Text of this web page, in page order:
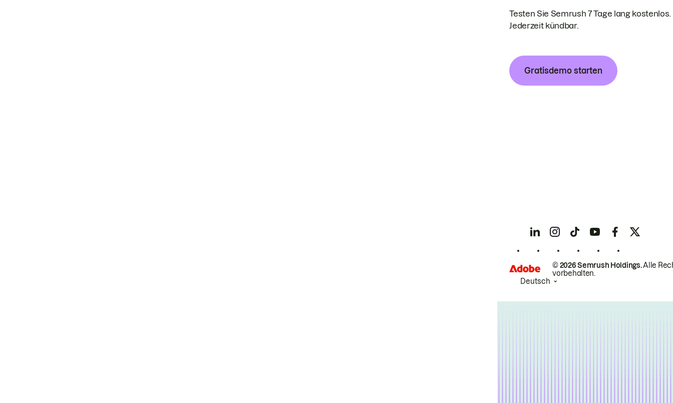
Testen Sie Semrush 7 Tage lang kostenlos.
Jederzeit kündbar.
Gratisdemo starten
© 2026 Semrush Holdings.Alle
vorbehalten.
Deutsch